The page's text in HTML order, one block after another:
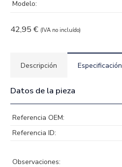
42,95 € (IVA no incluído)
Modelo:
Descripción Especificación
Datos de la pieza
Referencia OEM:
Referencia ID:
Observaciones: